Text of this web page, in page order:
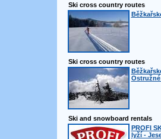
Ski cross country routes
Ski cross country routes
Ski and snowboard rentals
PROFI
lyží -